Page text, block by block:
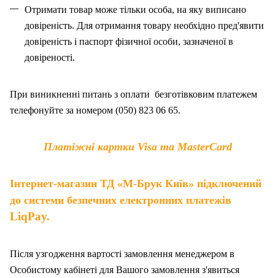
Отримати товар може тільки особа, на яку виписано
довіреність. Для отримання товару необхідно пред'явити
довіреність і паспорт фізичної особи, зазначеноїв
довіреності.
При виникненні питань з оплати безготівковим платежем
телефонуйте за номером (050) 823 06 65.
Платіжні картки Visa та MasterCard
Інтернет-магазин ТД «М-Брук Київ» підключений
до системи безпечних електронних платежів
LiqPay.
Після узгодження вартості замовлення менеджером в
Особистому кабінеті для Вашого замовлення з'явиться